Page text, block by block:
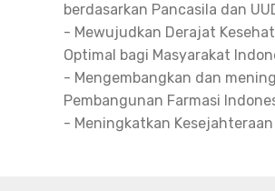
berdasarkan Pancasila dan
- Mewujudkan Derajat
Optimal bagi Masyarakat
- Mengembangkan dan
Pembangunan Farmasi
- Meningkatkan